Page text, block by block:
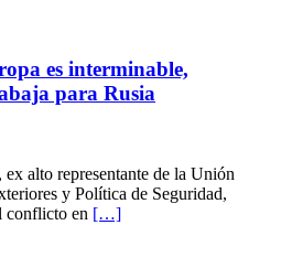
es interminable,
para Rusia
alto representante de la Unión
y Política de Seguridad,
conflicto en […]